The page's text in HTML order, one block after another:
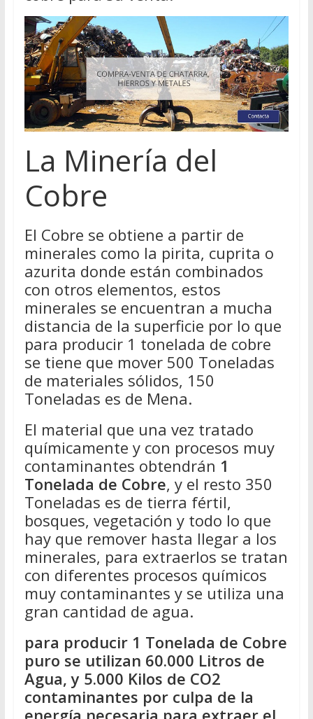
La Minería del
Cobre
El Cobre se obtiene a partir de
minerales como la pirita, cuprita o
azurita donde están combinados
con otros elementos, estos
minerales se encuentran a mucha
distancia de la superficie por lo que
para producir 1 tonelada de cobre
se tiene que mover 500 Toneladas
de materiales sólidos, 150
Toneladas es de Mena.
El material que una vez tratado
químicamente y con procesos muy
contaminantes obtendrán 1
Tonelada de Cobre, y el resto 350
Toneladas es de tierra fértil,
bosques, vegetación y todo lo que
hay que remover hasta llegar a los
minerales, para extraerlos se tratan
con diferentes procesos químicos
muy contaminantes y se utiliza una
gran cantidad de agua.
para producir 1 Tonelada de Cobre
puro se utilizan 60.000 Litros de
Agua, y 5.000 Kilos de CO2
contaminantes por culpa de la